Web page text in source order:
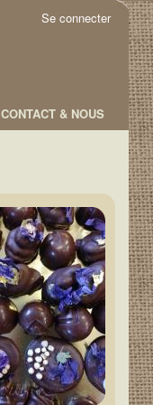
Se connecter
CONTACT & NOUS